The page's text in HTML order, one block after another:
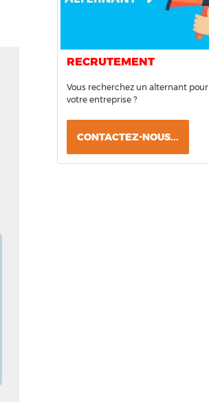
RECRUTEMENT
Vous recherchez un alternant pour
votre entreprise ?
CONTACTEZ-NOUS...